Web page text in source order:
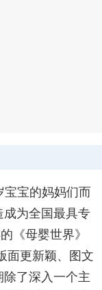
宝宝的妈妈们而
成为全国最具专
《母婴世界》
面更新颖、图文
了深入一个主